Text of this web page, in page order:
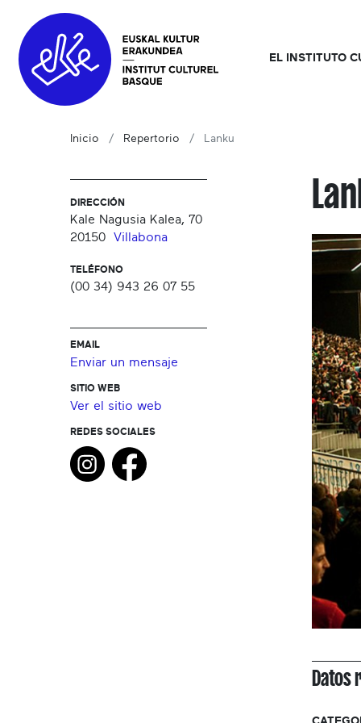
EL INSTITUTO
Inicio Repertorio Lanku
DIRECCIÓN
Kale Nagusia Kalea, 70
20150
Villabona
TELÉFONO
(00 34) 943 26 07 55
EMAIL
Enviar un mensaje
SITIO WEB
Ver el sitio web
REDES SOCIALES
Datos